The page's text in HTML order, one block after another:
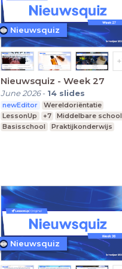
Nieuwsquiz - Week 27
June 2026- 14 slides
newEditor
Wereldoriëntatie
LessonUp
+7
Middelbare school
Basisschool
Praktijkonderwijs
Nieuwsquiz
Nieuwsquiz